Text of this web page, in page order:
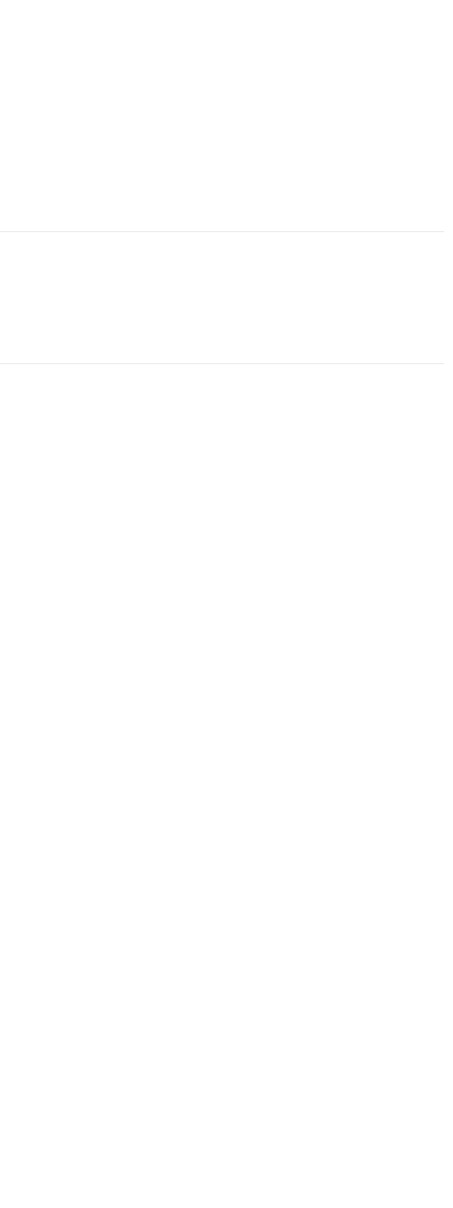
riferimento nazionale per la gestione del